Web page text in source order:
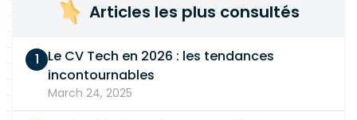
Articles les plus consultés
Le CV Tech en 2026 : les tendances
incontournables
March 24, 2025